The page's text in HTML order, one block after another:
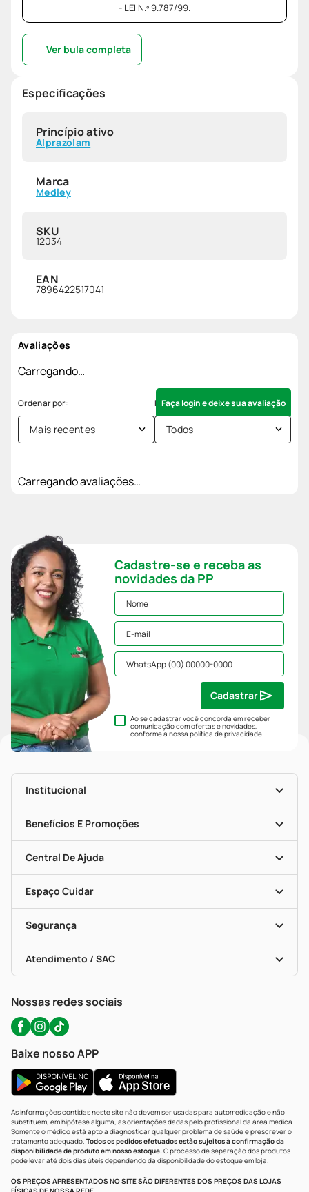
- LEI N.º 9.787/99.
Ver bula completa
Especificações
Princípio ativo
Alprazolam
Marca
Medley
SKU
12034
EAN
7896422517041
Avaliações
Carregando…
Faça login e deixe sua avaliação
Mais recentes Todos
Carregando avaliações…
Cadastre-se e receba as
novidades da PP
Ao se cadastrar você concorda em receber
comunicação com ofertas e novidades,
conforme a nossapolítica de privacidade.
Cadastrar
Institucional
História
Nossas Lojas
Mapa De Categorias
Blog Da PP
Seja Uma Loja Parceira
Benefícios E Promoções
Clube PP
Convênios
Programa Popular Do Brasil
Encarte De Ofertas
Dermaclub
Descontos De Laboratório (PBM)
Cupons E Ofertas
Central De Ajuda
Entrega
Recompra Programada
Compras Com Receita
Alomed (tele-Entrega)
Formas De Pagamento
Troca E Devolução
Bulas De A A Z
Políticas De Marketplace
Espaço Cuidar
Vacinas
Serviços Farmacêuticos
Testes Rápidos
Autoteste Covid-19
Segurança
Certificado De Segurança
Portal Da Privacidade
Atendimento / SAC
WhatsApp (47) 9202-1687
Nossas redes sociais
Baixe nosso APP
As informações contidas neste site não devem ser usadas para automedicação e não
substituem, em hipótese alguma, as orientações dadas pelo profissional da área médica.
Somente o médico está apto a diagnosticar qualquer problema de saúde e prescrever o
tratamento adequado. Todos os pedidos efetuados estão sujeitos à confirmação da
disponibilidade de produto em nosso estoque.O processo de separação dos produtos
pode levar até dois dias úteis dependendo da disponibilidade do estoque em loja.
OS PREÇOS APRESENTADOS NO SITE SÃO DIFERENTES DOS PREÇOS DAS LOJAS